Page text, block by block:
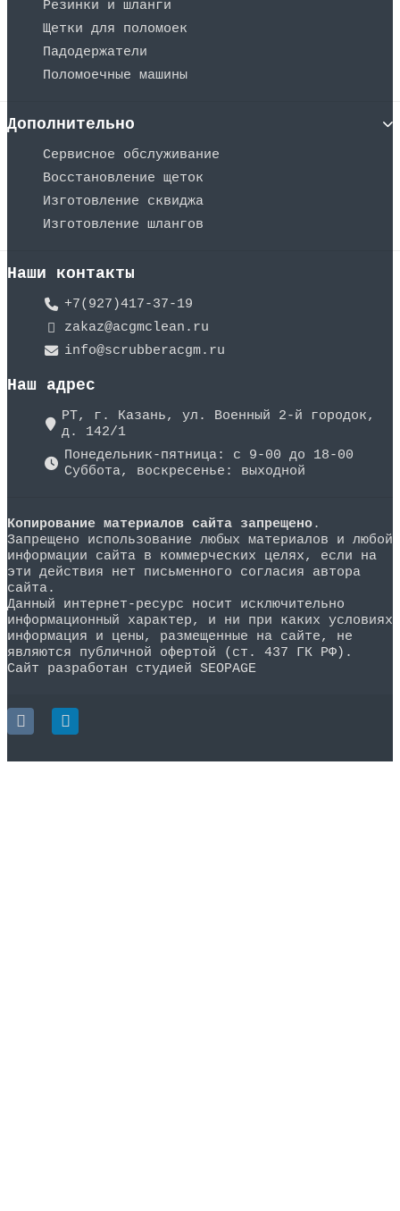
Резинки и шланги
Щетки для поломоек
Падодержатели
Поломоечные машины
Дополнительно
Сервисное обслуживание
Восстановление щеток
Изготовление сквиджа
Изготовление шлангов
Наши контакты
+7(927)417-37-19
zakaz@acgmclean.ru
info@scrubberacgm.ru
Наш адрес
РТ, г. Казань, ул. Военный 2-й городок,
д. 142/1
Понедельник-пятница: с 9-00 до 18-00
Суббота, воскресенье: выходной
Копирование материалов сайта запрещено.
Запрещено использование любых материалов и любой
информации сайта в коммерческих целях, если на
эти действия нет письменного согласия автора
сайта.
Данный интернет-ресурс носит исключительно
информационный характер, и ни при каких условиях
информация и цены, размещенные на сайте, не
являются публичной офертой (ст. 437 ГК РФ).
Сайт разработан студией SEOPAGE